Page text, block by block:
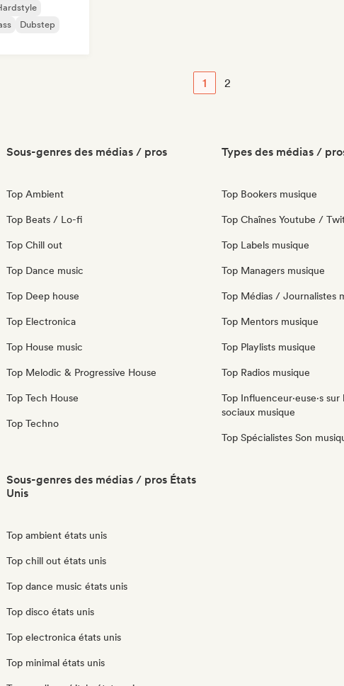
Dubstep
1 2
Sous-genres des médias / pros
Top Ambient
Top Beats / Lo-fi
Top Chill out
Top Dance music
Top Deep house
Top Electronica
Top House music
Top Melodic & Progressive House
Top Tech House
Top Techno
Types des médias /
Top Bookers musique
Top Chaînes Youtube /
Top Labels musique
Top Managers musique
Top Médias / Journalistes
Top Mentors musique
Top Playlists musique
Top Radios musique
Top Influenceur·euse·s sur
sociaux musique
Top Spécialistes Son
Sous-genres des médias / pros États
Unis
Top ambient états unis
Top chill out états unis
Top dance music états unis
Top disco états unis
Top electronica états unis
Top minimal états unis